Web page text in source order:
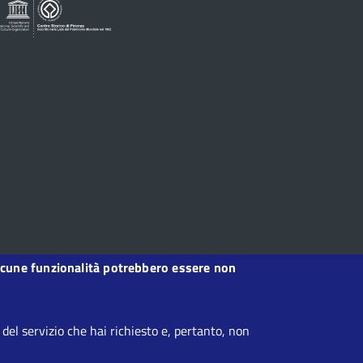
funzionalità potrebbero essere non
servizio che hai richiesto e, pertanto, non